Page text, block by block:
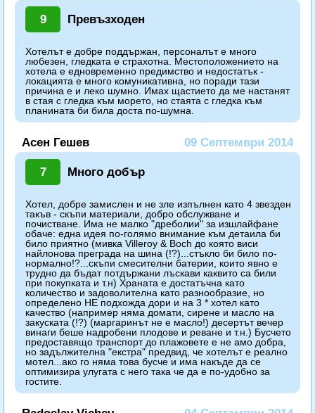
9 Превъзходен
Хотелът е добре поддържан, персоналът е много
любезен, гледката е страхотна. Местоположението на
хотела е едновременно предимство и недостатък -
локацията е много комуникативна, но поради тази
причина е и леко шумно. Имах щастието да ме настанят
в стая с гледка към морето, но стаята с гледка към
планината би била доста по-шумна.
Асен Гешев 09 Септември 2014
7 Много добър
Хотел, добре замислен и не зле изпълнен като 4 звезден
такъв - скъпи материали, добро обслужване и
почистване. Има не малко "дреболии" за изшлайфане
обаче: една идея по-голямо внимание към детаила би
било приятно (мивка Villeroy & Boch до която виси
найлонова преграда на шина (!?)...стъкло би било по-
нормално!?...скъпи смесителни батерии, които явно е
трудно да бъдат потдържани лъскави каквито са били
при покупката и т.н) Храната е достатъчна като
количество и задоволителна като разнообразие, но
определено НЕ подхожда дори и на 3 * хотел като
качество (например няма домати, сирене и масло на
закуската (!?) (маргаринът не е масло!) десертът вечер
винаги беше надробени плодове и реване и т.н.) Бусчето
предоставящо транспорт до плажовете е не амо добра,
но задължителна "екстра" предвид, че хотелът е реално
мотел...ако го няма това бусче и има накъде да се
оптимизира улугата с него така че да е по-удобно за
гостите.